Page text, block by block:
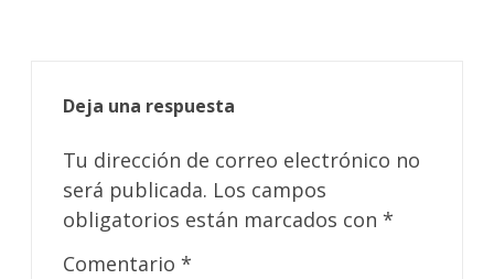
Deja una respuesta
Tu dirección de correo electrónico no
será publicada. Los campos
obligatorios están marcados con *
Comentario *